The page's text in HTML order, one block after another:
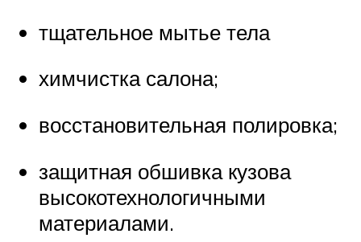
тщательное мытье тела
химчистка салона;
восстановительная полировка;
защитная обшивка кузова
высокотехнологичными
материалами.